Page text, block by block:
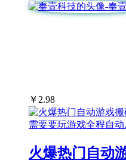
￥ 2.98
火爆热门自动